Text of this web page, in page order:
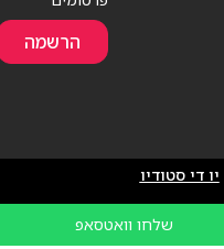
הרשמה
יו די סטודיו
שלחו וואטסאפ